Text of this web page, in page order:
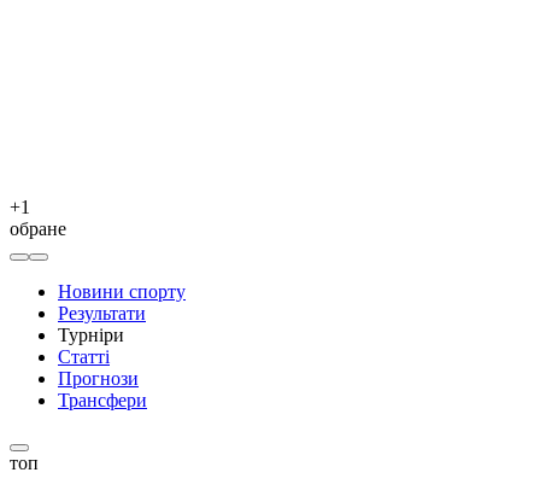
+1
обране
Новини спорту
Результати
Турніри
Статті
Прогнози
Трансфери
топ